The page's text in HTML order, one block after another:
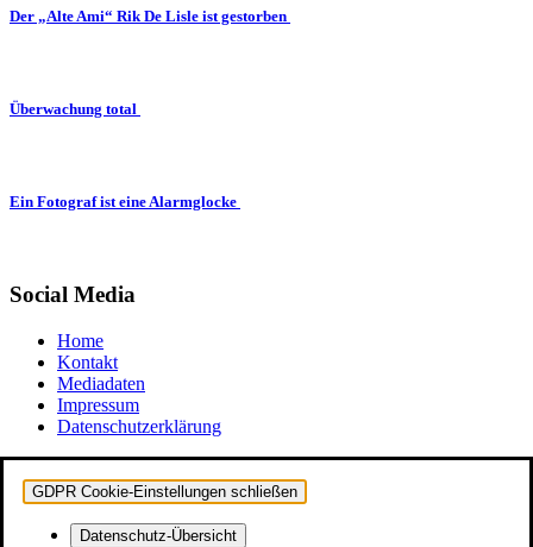
Der „Alte Ami“ Rik De Lisle ist gestorben
Überwachung total
Ein Fotograf ist eine Alarmglocke
Social Media
Home
Kontakt
Mediadaten
Impressum
Datenschutzerklärung
GDPR Cookie-Einstellungen schließen
Datenschutz-Übersicht